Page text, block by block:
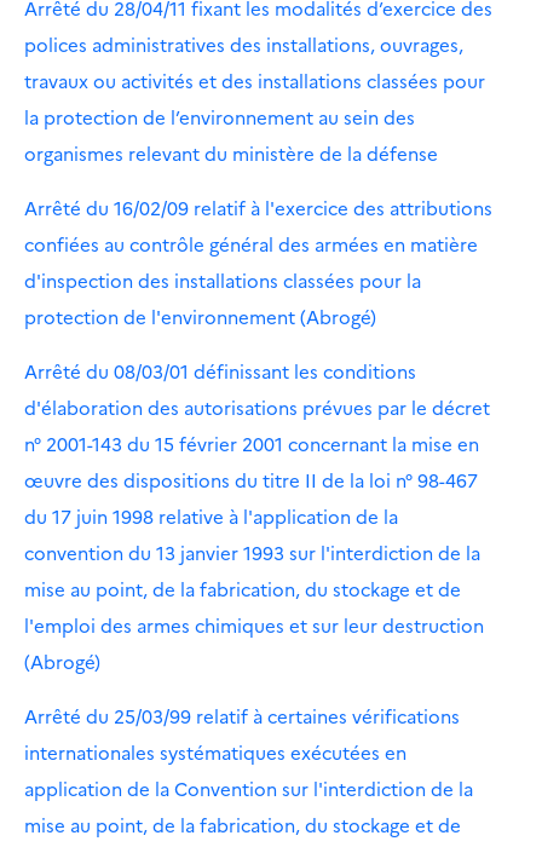
Arrêté du 28/04/11 fixant les modalités d’exercice des
polices administratives des installations, ouvrages,
travaux ou activités et des installations classées pour
la protection de l’environnement au sein des
organismes relevant du ministère de la défense
Arrêté du 16/02/09 relatif à l'exercice des attributions
confiées au contrôle général des armées en matière
d'inspection des installations classées pour la
protection de l'environnement (Abrogé)
Arrêté du 08/03/01 définissant les conditions
d'élaboration des autorisations prévues par le décret
n° 2001-143 du 15 février 2001 concernant la mise en
œuvre des dispositions du titre II de la loi n° 98-467
du 17 juin 1998 relative à l'application de la
convention du 13 janvier 1993 sur l'interdiction de la
mise au point, de la fabrication, du stockage et de
l'emploi des armes chimiques et sur leur destruction
(Abrogé)
Arrêté du 25/03/99 relatif à certaines vérifications
internationales systématiques exécutées en
application de la Convention sur l'interdiction de la
mise au point, de la fabrication, du stockage et de